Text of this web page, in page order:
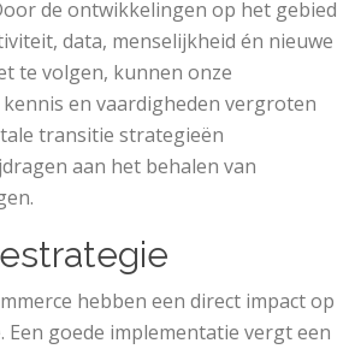
de ontwikkelingen op het gebied
data, menselijkheid én nieuwe
te volgen, kunnen onze
en vaardigheden vergroten
transitie strategieën
aan het behalen van
hebben een direct impact op
Een goede implementatie vergt een